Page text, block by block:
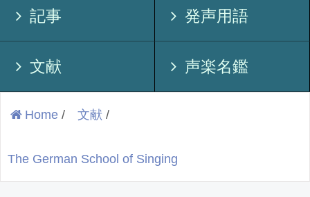
記事 発声用語
文献 声楽名鑑
Home / 文献 /
The German School of Singing